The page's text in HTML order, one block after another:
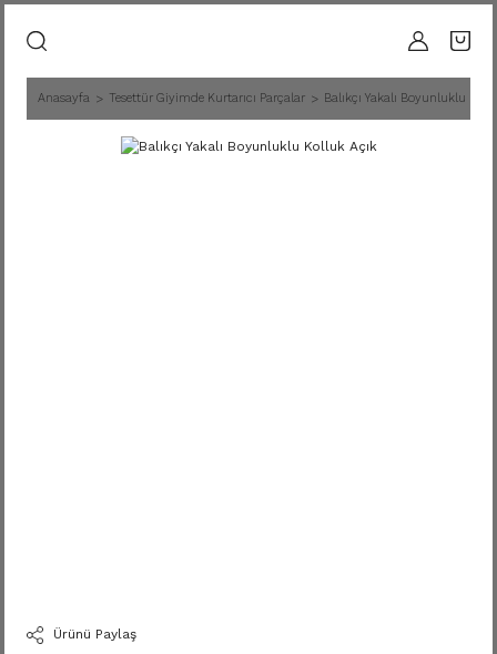
Anasayfa Tesettür Giyimde Kurtarıcı Parçalar Balıkçı Yakalı Boyunluklu
Ürünü Paylaş